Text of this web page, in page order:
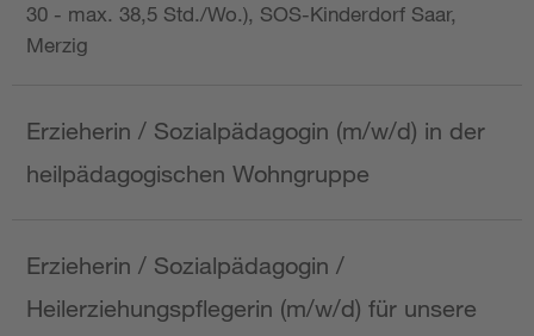
30 - max. 38,5 Std./Wo.), SOS-Kinderdorf Saar,
Merzig
Erzieherin / Sozialpädagogin (m/w/d) in der
heilpädagogischen Wohngruppe
Erzieherin / Sozialpädagogin /
Heilerziehungspflegerin (m/w/d) für unsere